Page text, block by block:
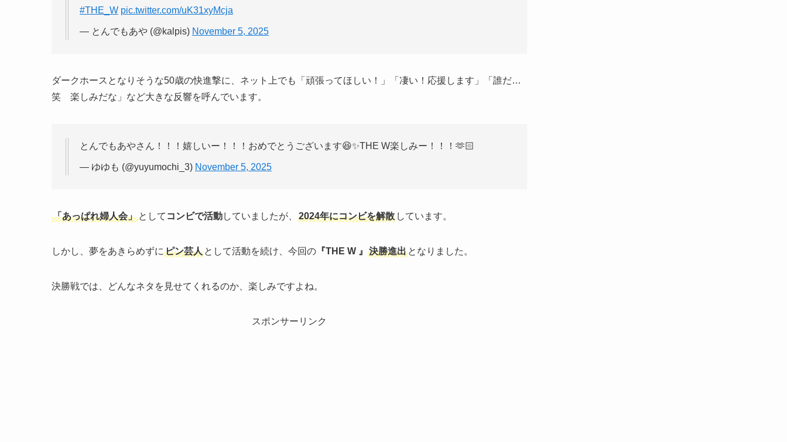
#THE_W pic.twitter.com/uK31xyMcja
— とんでもあや (@kalpis) November 5, 2025
ダークホースとなりそうな50歳の快進撃に、ネット上でも「頑張ってほしい！」「凄い！応援します」「誰だ…
笑 楽しみだな」など大きな反響を呼んでいます。
とんでもあやさん！！！嬉しいー！！！おめでとうございます😆✨THE W楽しみー！！！🫶🏻
— ゆゆも (@yuyumochi_3) November 5, 2025
「あっぱれ婦人会」 として コンビで活動していましたが、 2024年にコンビを解散 しています。
しかし、夢をあきらめずに ピン芸人 として活動を続け、今回の 『THE W 』 決勝進出 となりました。
決勝戦では、どんなネタを見せてくれるのか、楽しみですよね。
スポンサーリンク